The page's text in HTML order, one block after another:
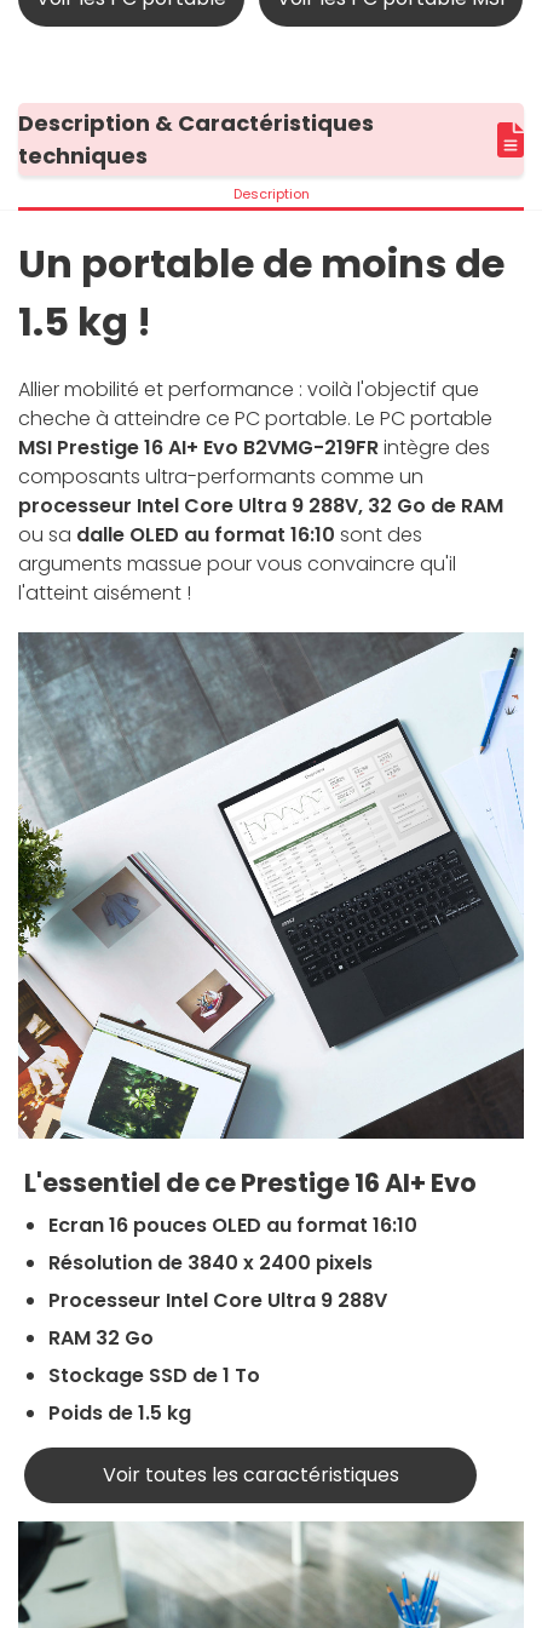
Description & Caractéristiques
techniques
Description
Un portable de moins de
1.5 kg !
Allier mobilité et performance : voilà l'objectif que
cheche à atteindre ce PC portable. Le PC portable
MSI Prestige 16 AI+ Evo B2VMG-219FRintègre des
composants ultra-performants comme un
processeur Intel Core Ultra 9 288V, 32 Go de RAM
ou sa dalle OLED au format 16:10 sont des
arguments massue pour vous convaincre qu'il
l'atteint aisément !
L'essentiel de ce Prestige 16 AI+ Evo
Ecran 16 pouces OLED au format 16:10
Résolution de 3840 x 2400 pixels
Processeur Intel Core Ultra 9 288V
RAM 32 Go
Stockage SSD de 1 To
Poids de 1.5 kg
Voir toutes les caractéristiques